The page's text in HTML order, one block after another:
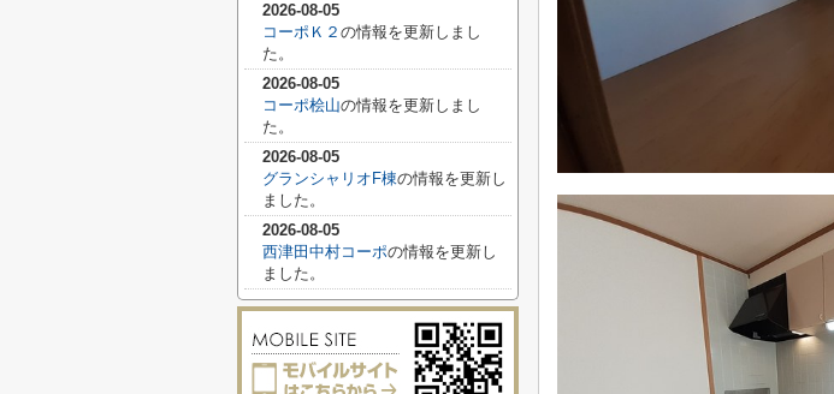
2026-08-05
コーポＫ２ の情報を更新しまし
た。
2026-08-05
コーポ桧山の情報を更新しまし
た。
2026-08-05
グランシャリオF棟の情報を更新し
ました。
2026-08-05
西津田中村コーポの情報を更新し
ました。